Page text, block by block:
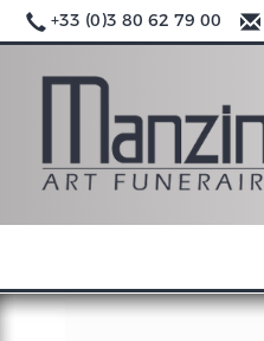
+33 (0)3 80 62 79 00